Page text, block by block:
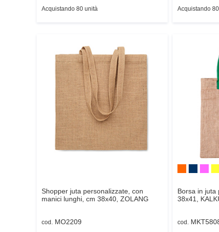
Acquistando 80 unità
Acquistando
Shopper juta personalizzate, con
manici lunghi, cm 38x40, ZOLANG
cod. MO2209
Borsa in juta
38x41,
cod.